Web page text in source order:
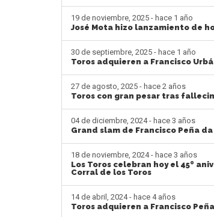
19 de noviembre, 2025 - hace 1 año
José Mota hizo lanzamiento de
30 de septiembre, 2025 - hace 1 año
Toros adquieren a Francisco
27 de agosto, 2025 - hace 2 años
Toros con gran pesar tras
04 de diciembre, 2024 - hace 3 años
Grand slam de Francisco Peña
18 de noviembre, 2024 - hace 3 años
Los Toros celebran hoy el 45º
Corral de los Toros
14 de abril, 2024 - hace 4 años
Toros adquieren a Francisco